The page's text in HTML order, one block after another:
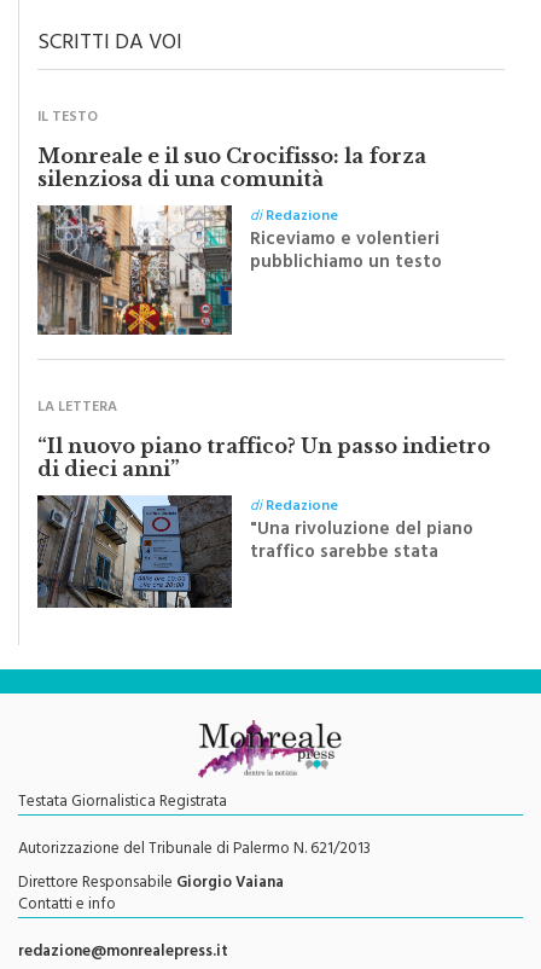
SCRITTI DA VOI
IL TESTO
Monreale e il suo Crocifisso: la forza
silenziosa di una comunità
diRedazione
Riceviamo e volentieri
Sapienza all'indomani della
LA LETTERA
“Il nuovo piano traffico? Un passo indietro
di dieci anni”
diRedazione
"Una rivoluzione del piano
Testata Giornalistica Registrata
Autorizzazione del Tribunale di Palermo N. 621/2013
Direttore ResponsabileGiorgio Vaiana
Contatti e info